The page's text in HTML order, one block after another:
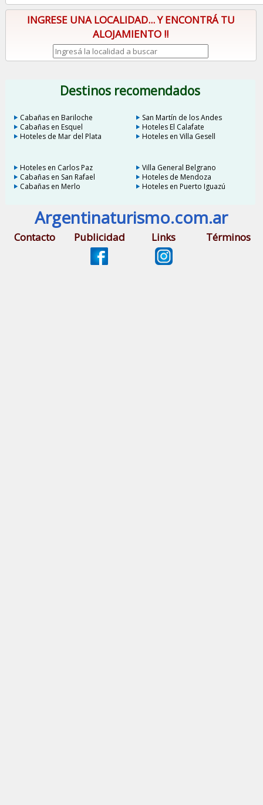
INGRESE UNA LOCALIDAD... Y ENCONTRÁ TU
ALOJAMIENTO !!
Destinos recomendados
Cabañas en Bariloche
San Martín de los Andes
Cabañas en Esquel
Hoteles El Calafate
Hoteles de Mar del Plata
Hoteles en Villa Gesell
Hoteles en Carlos Paz
Villa General Belgrano
Cabañas en San Rafael
Hoteles de Mendoza
Cabañas en Merlo
Hoteles en Puerto Iguazú
Argentinaturismo.com.ar
Contacto Publicidad Links Términos